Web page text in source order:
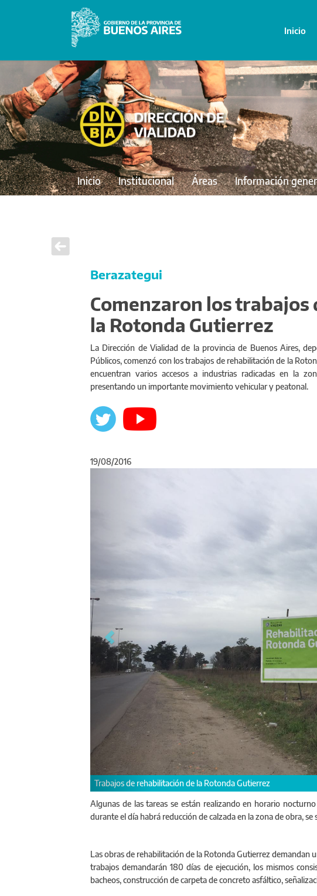
Inicio
Inicio Institucional Áreas Información
Berazategui
Comenzaron los
la Rotonda Gutierrez
La Dirección de Vialidad de la provincia de Buenos Aires,
Públicos, comenzó con los trabajos de rehabilitación de la
encuentran varios accesos a industrias radicadas en la
presentando un importante movimiento vehicular y peatonal.
19/08/2016
La mayoría de los trabajos se
Algunas de las tareas se están realizando en horario
durante el día habrá reducción de calzada en la zona de obra,
Las obras de rehabilitación de la Rotonda Gutierrez demandan
trabajos demandarán 180 días de ejecución, los mismos
bacheos, construcción de carpeta de concreto asfáltico,